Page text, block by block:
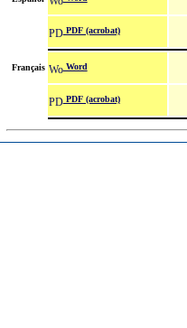
PDF (acrobat)
Français Word
PDF (acrobat)